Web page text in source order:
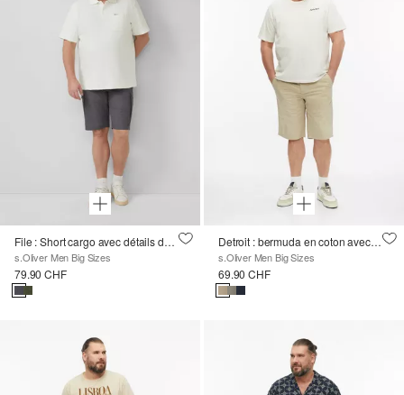
File : Short cargo avec détails du logo
s.Oliver Men Big Sizes
79.90 CHF
Detroit : bermuda en coton avec taille élastique
s.Oliver Men Big Sizes
69.90 CHF